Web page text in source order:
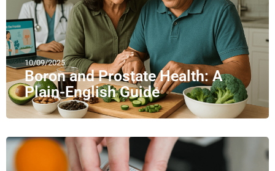
10/09/2025
Boron and Prostate Health: A
Plain-English Guide